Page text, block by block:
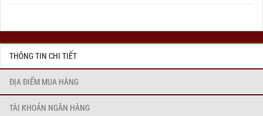
THÔNG TIN CHI TIẾT
ĐỊA ĐIỂM MUA HÀNG
TÀI KHOẢN NGÂN HÀNG